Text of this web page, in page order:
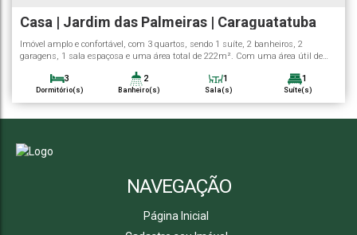
Casa | Jardim das Palmeiras | Caraguatatuba
3
Dormitório(s)
2
Banheiro(s)
1
Sala(s)
1
Suíte(s)
222m² 2 156m²
Imóvel amplo e confortável, com 3 quartos, sendo 1 suíte, 2 banheiros, 2
garagens, 1 sala espaçosa e uma área total de 222m². Com uma área útil de
Localizada em um bairro tranquilo e de fácil acesso, esta residência oferece toda
a estrutura necessária para viver com qualidade de vida. Não perca essa chance
de...
NAVEGAÇÃO
Página Inicial